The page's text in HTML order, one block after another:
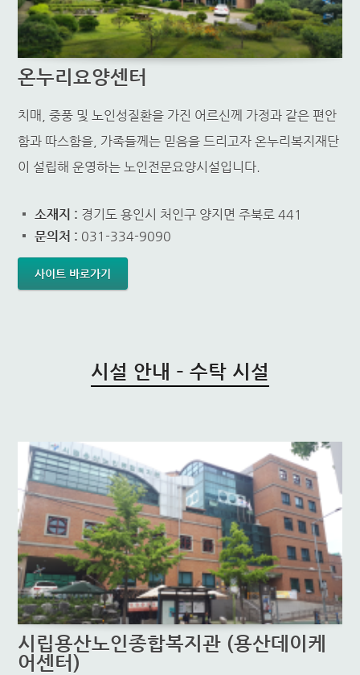
온누리요양센터
치매, 중풍 및 노인성질환을 가진 어르신께 가정과 같은 편안
함과 따스함을, 가족들께는 믿음을 드리고자 온누리복지재단
이 설립해 운영하는 노인전문요양시설입니다.
소재지 : 경기도 용인시 처인구 양지면 주북로 441
문의처 : 031-334-9090
사이트 바로가기
시설 안내 – 수탁 시설
시립용산노인종합복지관 (용산데이케
어센터)